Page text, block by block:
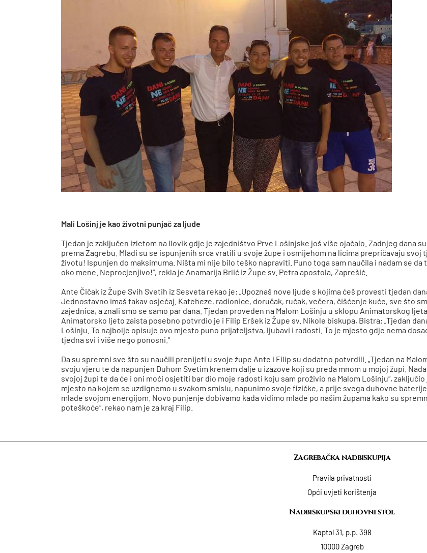
Mali Lošinj je kao životni punjač za ljude
Tjedan je zaključen izletom na Ilovik gdje je zajedništvo Prve Lošinjske još više ojačalo. Zadnjeg dana
prema Zagrebu. Mladi su se ispunjenih srca vratili u svoje župe i osmijehom na licima prepričavaju svoj
životu! Ispunjen do maksimuma. Ništa mi nije bilo teško napraviti. Puno toga sam naučila i nadam se
oko mene. Neprocjenjivo!“, rekla je Anamarija Brlić iz Župe sv. Petra apostola, Zaprešić.
Ante Čičak iz Župe Svih Svetih iz Sesveta rekao je: „Upoznaš nove ljude s kojima ćeš provesti tjedan
Jednostavno imaš takav osjećaj. Kateheze, radionice, doručak, ručak, večera, čišćenje kuće, sve što
zajednica, a znali smo se samo par dana. Tjedan proveden na Malom Lošinju u sklopu Animatorskog
Animatorsko ljeto zaista posebno potvrdio je i Filip Eršek iz Župe sv. Nikole biskupa, Bistra: „Tjedan
Lošinju. To najbolje opisuje ovo mjesto puno prijateljstva, ljubavi i radosti. To je mjesto gdje nema
tjedna svi i više nego ponosni.“
Da su spremni sve što su naučili prenijeti u svoje župe Ante i Filip su dodatno potvrdili. „Tjedan na
svoju vjeru te da napunjen Duhom Svetim krenem dalje u izazove koji su preda mnom u mojoj župi.
svojoj župi te da će i oni moći osjetiti bar dio moje radosti koju sam proživio na Malom Lošinju“,
mjesto na kojem se uzdignemo u svakom smislu, napunimo svoje fizičke, a prije svega duhovne
mlade svojom energijom. Novo punjenje dobivamo kada vidimo mlade po našim župama kako su
poteškoće“, rekao nam je za kraj Filip.
Zagrebačka nadbiskupija
Pravila privatnosti
Opći uvjeti korištenja
Nadbiskupski duhovni stol
Kaptol 31, p.p. 398
10000 Zagreb